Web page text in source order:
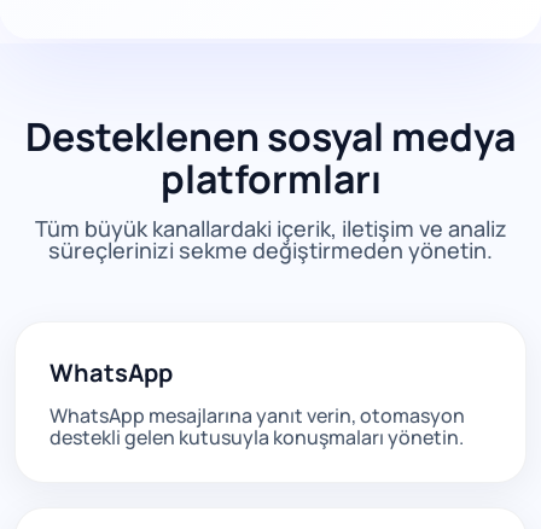
Desteklenen sosyal medya
platformları
Tüm büyük kanallardaki içerik, iletişim ve analiz
süreçlerinizi sekme değiştirmeden yönetin.
WhatsApp
WhatsApp mesajlarına yanıt verin, otomasyon
destekli gelen kutusuyla konuşmaları yönetin.